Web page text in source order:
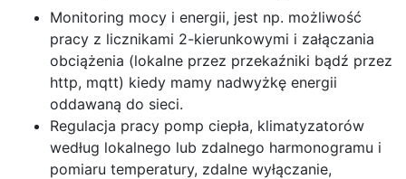
Monitoring mocy i energii, jest np. możliwość
pracy z licznikami 2-kierunkowymi i załączania
obciążenia (lokalne przez przekaźniki bądź przez
http, mqtt) kiedy mamy nadwyżkę energii
oddawaną do sieci.
Regulacja pracy pomp ciepła, klimatyzatorów
według lokalnego lub zdalnego harmonogramu i
pomiaru temperatury, zdalne wyłączanie,